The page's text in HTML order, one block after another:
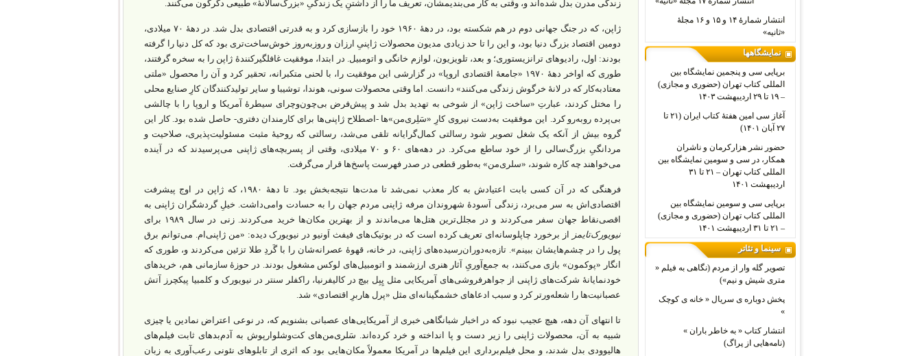
زندگی مدرن بدل شده‌اند و، وقتی به کار می‌بندیمشان، تعریف ما را از داشتنِ یک زندگیِ «بزرگ‌سالانۀ» طبیعی دگرگون می‌کنند.
ژاپن، که در جنگ جهانی دوم در هم شکسته بود، در دهۀ ۱۹۶۰ خود را بازسازی کرد و به قدرتی اقتصادی بدل شد. در دهۀ ۷۰ میلادی،
دومین اقتصاد بزرگ دنیا بود، و این را تا حد زیادی مدیون محصولات ژاپنیِ ارزان و روزبه‌روز خوش‌ساخت‌تری بود که کل دنیا را گرفته
بودند: اول، رادیوهای ترانزیستوری؛ و بعد، تلویزیون، لوازم خانگی و اتومبیل. در ابتدا، موفقیت غافلگیرکنندۀ ژاپن را به سخره گرفتند،
طوری که اواخر دهۀ ۱۹۷۰ «جامعۀ اقتصادی اروپا» در گزارشی این موفقیت را، با لحنی متکبرانه، تحقیر کرد و آن را محصول «ملتی
معتادبه‌کار که در لانۀ خرگوش زندگی می‌کنند» دانست. اما وقتی محصولات سونی، هوندا، توشیبا و سایر تولیدکنندگان کارِ صنایع محلی
را مختل کردند، عبارتِ «ساخت ژاپن» از شوخی به تهدید بدل شد و پیش‌فرض بی‌چون‌وچرای سیطرۀ آمریکا و اروپا را با چالشی
بی‌پرده روبه‌رو کرد. این موفقیت به‌دست نیروی کارِ «سَلِری‌من»‌ها -اصطلاح ژاپنی‌ها برای کارمندان دفتری- حاصل شده بود. کار این
گروه بیش از آنکه یک شغل تصویر شود رسالتی کمال‌گرایانه تلقی می‌شد، رسالتی که روحیۀ مثبت مسئولیت‌پذیری، صلاحیت و
مردانگیِ بزرگ‌سالی را از خود ساطع می‌کرد. در دهه‌های ۶۰ و ۷۰ میلادی، وقتی از پسربچه‌های ژاپنی می‌پرسیدند که در آینده
می‌خواهند چه کاره شوند، «سلری‌من» به‌طور قطعی در صدر فهرست پاسخ‌ها قرار می‌گرفت.
فرهنگی که در آن کسی بابت اعتیادش به کار معذب نمی‌شد تا مدت‌ها نتیجه‌بخش بود. تا دهۀ ۱۹۸۰، که ژاپن در اوج پیشرفت‌
اقتصادی‌اش به سر می‌برد، زندگی آسودۀ شهروندان مرفه ژاپنی مردم جهان را به حسادت وامی‌داشت. خیلِ گردشگران ژاپنی به
اقصی‌نقاط جهان سفر می‌کردند و در مجلل‌ترین هتل‌ها می‌ماندند و از بهترین مکان‌ها خرید می‌کردند. زنی در سال ۱۹۸۹ برای
نیویورک‌تایمز
از برخورد چاپلوسانه‌ای تعریف کرده است که در بوتیک‌های فیفث اَونیو در نیویورک دیده: «من ژاپنی‌ام. می‌توانم برق
پول را در چشم‌هایشان ببینم». تازه‌به‌دوران‌رسیده‌های ژاپنی، در خانه، قهوۀ عصرانه‌شان را با گَردِ طلا تزئین می‌کردند و، طوری که
انگار «پوکمون» بازی می‌کنند، به جمع‌آوریِ آثار هنری ارزشمند و اتومبیل‌های لوکس مشغول بودند. در حوزۀ سازمانی هم، خریدهای
خودنمایانۀ شرکت‌های ژاپنی از جواهرفروشی‌های آمریکایی مثل پِبِل بیچ در کالیفرنیا، راکفلر سنتر در نیویورک و کلمبیا پیکچرز آتش
عصبانیت‌ها را شعله‌ورتر کرد و سبب ادعاهای خشمگینانه‌ای مثل «پرل هاربرِ اقتصادی» شد.
تا انتهای آن دهه، هیچ عجیب نبود که در اخبار شبانگاهی خبری از آمریکایی‌های عصبانی بشنویم که، در نوعی اعتراض نمادین یا چیزی
شبیه به آن، محصولات ژاپنی را زیر دست و پا انداخته‌ و خرد کرده‌اند. سَلری‌من‌های کت‌وشلوارپوش به آدم‌بدهای ثابت فیلم‌های
هالیوودی بدل شدند، و محل فیلم‌برداری این فیلم‌ها در آمریکا معمولاً مکان‌هایی بود که اثری از تابلوهای نئونی رعب‌آوری به زبان
انتشار شمارۀ ۱۴ و ۱۵ و ۱۶ مجلۀ
«ثانیه»
نمایشگاهها
برپایی سی و پنجمین نمایشگاه بین
المللی کتاب تهران (حضوری و مجازی)
– ۱۹ تا ۲۹ اردیبهشت ۱۴۰۳
آغاز سی امین هفتۀ کتاب ایران (۲۱ تا
۲۷ آبان ۱۴۰۱)
حضور نشر هزارکرمان و ناشران
همکار، در سی و سومین نمایشگاه بین
المللی کتاب تهران – ۲۱ تا ۳۱
اردیبهشت ۱۴۰۱
برپایی سی و سومین نمایشگاه بین
المللی کتاب تهران (حضوری و مجازی)
– ۲۱ تا ۳۱ اردیبهشت ۱۴۰۱
سینما و تئاتر
تصویر گله وار از مردم (نگاهی به فیلم «
متری شیش و نیم»)
پخش دوباره ی سریال « خانه ی کوچک
»
انتشار کتاب « به خاطر باران »
(نامه‌هایی از پراگ)